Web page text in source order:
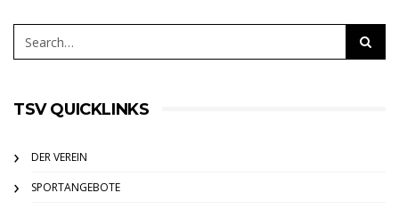
TSV QUICKLINKS
DER VEREIN
SPORTANGEBOTE